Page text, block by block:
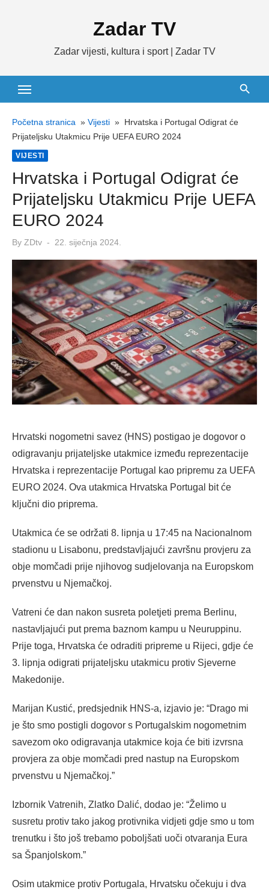
Zadar TV
Zadar vijesti, kultura i sport | Zadar TV
Početna stranica » Vijesti » Hrvatska i Portugal Odigrat će
Prijateljsku Utakmicu Prije UEFA EURO 2024
VIJESTI
Hrvatska i Portugal Odigrat će
Prijateljsku Utakmicu Prije UEFA
EURO 2024
By ZDtv
Posted
22. siječnja 2024.
Hrvatski nogometni savez (HNS) postigao je dogovor o
odigravanju prijateljske utakmice između reprezentacije
Hrvatska i reprezentacije Portugal kao pripremu za UEFA
EURO 2024. Ova utakmica Hrvatska Portugal bit će
ključni dio priprema.
Utakmica će se održati 8. lipnja u 17:45 na Nacionalnom
stadionu u Lisabonu, predstavljajući završnu provjeru za
obje momčadi prije njihovog sudjelovanja na Europskom
prvenstvu u Njemačkoj.
Vatreni će dan nakon susreta poletjeti prema Berlinu,
nastavljajući put prema baznom kampu u Neuruppinu.
Prije toga, Hrvatska će odraditi pripreme u Rijeci, gdje će
3. lipnja odigrati prijateljsku utakmicu protiv Sjeverne
Makedonije.
Marijan Kustić, predsjednik HNS-a, izjavio je: “Drago mi
je što smo postigli dogovor s Portugalskim nogometnim
savezom oko odigravanja utakmice koja će biti izvrsna
provjera za obje momčadi pred nastup na Europskom
prvenstvu u Njemačkoj.”
Izbornik Vatrenih, Zlatko Dalić, dodao je: “Želimo u
susretu protiv tako jakog protivnika vidjeti gdje smo u tom
trenutku i što još trebamo poboljšati uoči otvaranja Eura
sa Španjolskom.”
Osim utakmice protiv Portugala, Hrvatsku očekuju i dva